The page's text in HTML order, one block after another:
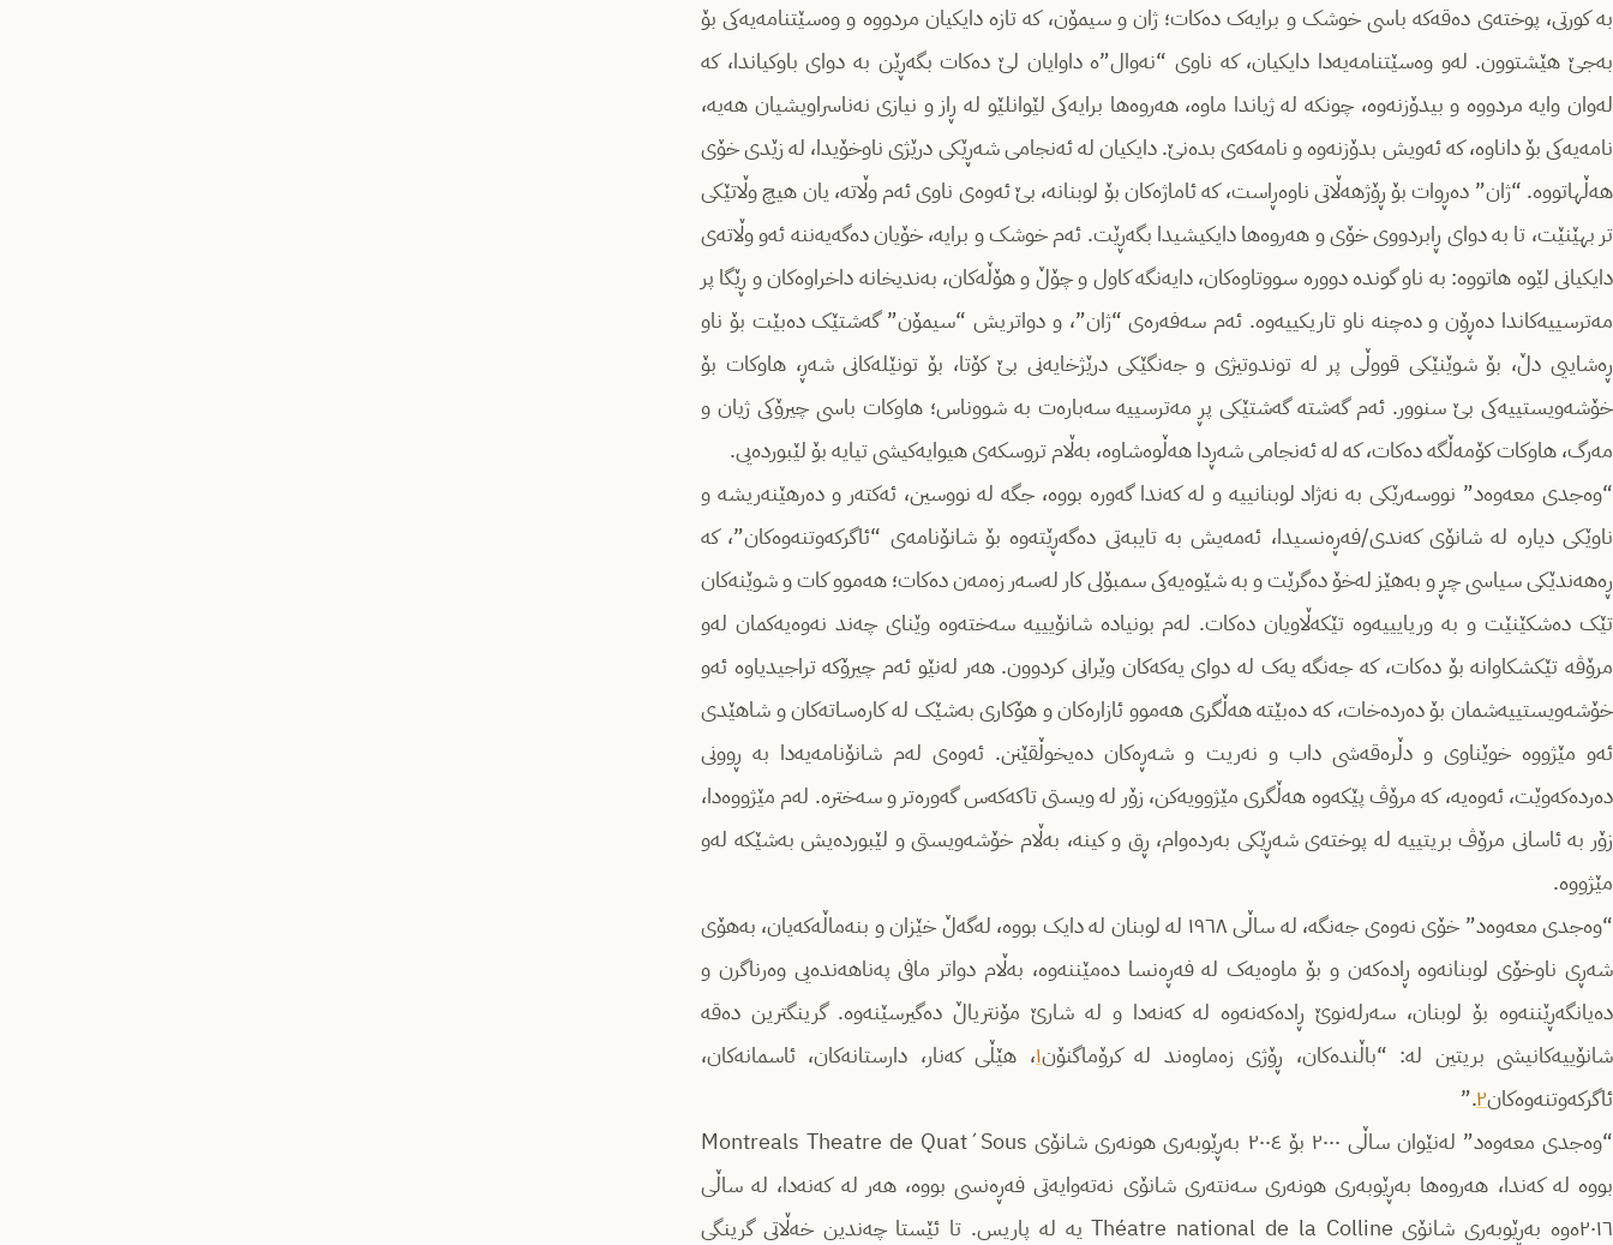
بە کورتی، پوختەی دەقەکە باسی خوشک و برایەک دەکات؛ ژان و سیمۆن، کە تازە دایکیان مردووە و وەسێتنامەیەکی بۆ
بەجێ هێشتوون. لەو وەسێتنامەیەدا دایکیان، کە ناوی “نەوال”ە داوایان لێ دەکات بگەڕێن بە دوای باوکیاندا، کە
لەوان وایە مردووە و بیدۆزنەوە، چونکە لە ژیاندا ماوە، هەروەها برایەکی لێوانلێو لە ڕاز و نیازی نەناسراویشیان هەیە،
نامەیەکی بۆ داناوە، کە ئەویش بدۆزنەوە و نامەکەی بدەنێ. دایکیان لە ئەنجامی شەڕێکی درێژی ناوخۆیدا، لە زێدی خۆی
هەڵهاتووە. “ژان” دەڕوات بۆ ڕۆژهەڵاتی ناوەڕاست، کە ئاماژەکان بۆ لوبنانە، بێ ئەوەی ناوی ئەم وڵاتە، یان هیچ وڵاتێکی
تر بهێنێت، تا بە دوای ڕابردووی خۆی و هەروەها دایکیشیدا بگەڕێت. ئەم خوشک و برایە، خۆیان دەگەیەننە ئەو وڵاتەی
دایکیانی لێوە هاتووە: بە ناو گوندە دوورە سووتاوەکان، دایەنگە کاول و چۆڵ و هۆڵەکان، بەندیخانە داخراوەکان و ڕێگا پر
مەترسییەکاندا دەڕۆن و دەچنە ناو تاریکییەوە. ئەم سەفەرەی “ژان”، و دواتریش “سیمۆن” گەشتێک دەبێت بۆ ناو
ڕەشاییی دڵ، بۆ شوێنێکی قووڵی پر لە توندوتیژی و جەنگێکی درێژخایەنی بێ کۆتا، بۆ تونێلەکانی شەڕ، هاوکات بۆ
خۆشەویستییەکی بێ سنوور. ئەم گەشتە گەشتێکی پڕ مەترسییە سەبارەت بە شووناس؛ هاوکات باسی چیرۆکی ژیان و
مەرگ، هاوکات کۆمەڵگە دەکات، کە لە ئەنجامی شەڕدا هەڵوەشاوە، بەڵام تروسکەی هیوایەکیشی تیایە بۆ لێبوردەیی.
“وەجدی معەوەد” نووسەرێکی بە نەژاد لوبنانییە و لە کەندا گەورە بووە، جگە لە نووسین، ئەکتەر و دەرهێنەریشە و
ناوێکی دیارە لە شانۆی کەندی/فەڕەنسیدا، ئەمەیش بە تایبەتی دەگەڕێتەوە بۆ شانۆنامەی “ئاگرکەوتنەوەکان”، کە
ڕەهەندێکی سیاسی چڕ و بەهێز لەخۆ دەگرێت و بە شێوەیەکی سمبۆلی کار لەسەر زەمەن دەکات؛ هەموو کات و شوێنەکان
تێک دەشکێنێت و بە وریایییەوە تێکەڵاویان دەکات. لەم بونیادە شانۆیییە سەختەوە وێنای چەند نەوەیەکمان لەو
مرۆڤە تێکشکاوانه‌ بۆ دەکات، کە جەنگە یەک لە دوای یەکەکان وێرانی کردوون. هەر لەنێو ئەم چیرۆکە تراجیدیاوە ئەو
خۆشەویستییەشمان بۆ دەردەخات، کە دەبێتە هەڵگری هەموو ئازارەکان و هۆکاری بەشێک لە کارەساتەکان و شاهێدی
ئەو مێژووە خوێناوی و دڵرەقەشی داب و نەریت و شەڕەکان دەیخوڵقێنن. ئەوەی لەم شانۆنامەیەدا بە ڕوونی
دەردەکەوێت، ئەوەیە، کە مرۆڤ پێکەوە هەڵگری مێژوویەکن، زۆر لە ویستی تاکەکەس گەورەتر و سەخترە. لەم مێژووەدا،
زۆر بە ئاسانی مرۆڤ بریتییە لە پوختەی شەڕێکی بەردەوام، ڕق و کینە، بەڵام خۆشەویستی و لێبوردەیش بەشێکە لەو
مێژووە.
“وەجدی معەوەد” خۆی نەوەی جەنگە، لە ساڵی ١٩٦٨ لە لوبنان لە دایک بووە، لەگەڵ خێزان و بنەماڵەکەیان، بەهۆی
شەڕی ناوخۆی لوبنانەوە ڕادەکەن و بۆ ماوەیەک لە فەڕەنسا دەمێننەوە، بەڵام دواتر مافی پەناهەندەیی وەرناگرن و
دەیانگەڕێننەوە بۆ لوبنان، سەرلەنوێ ڕادەکەنەوە لە کەنەدا و لە شارێ مۆنتریاڵ دەگیرسێنەوە. گرینگترین دەقە
شانۆییەکانیشی بریتین لە: “باڵندەکان، ڕۆژی زەماوەند لە کرۆماگنۆن۱، هێڵی کەنار، دارستانەکان، ئاسمانەکان،
ئاگرکەوتنەوەکان۲.”
“وەجدی معەوەد” لەنێوان ساڵی ٢٠٠٠ بۆ ٢٠٠٤ بەڕێوبەری هونەری شانۆی Montreals Theatre de Quat´Sous
بووە لە کەندا، هەروەها بەڕێوبەری هونەری سەنتەری شانۆی نەتەوایەتی فەڕەنسی بووە، هەر لە کەنەدا، لە ساڵی
٢٠١٦ەوە بەڕێوبەری شانۆی Théatre national de la Colline یە لە پاریس. تا ئێستا چەندین خەڵاتی گرینگی